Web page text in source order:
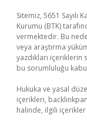
Sitemiz, 5651 Sayılı
Kurumu (BTK)
vermektedir. Bu
veya araştırma
yazdıkları
bu sorumluluğu
Hukuka ve yasal
içerikleri,
halinde, ilgili içerikler